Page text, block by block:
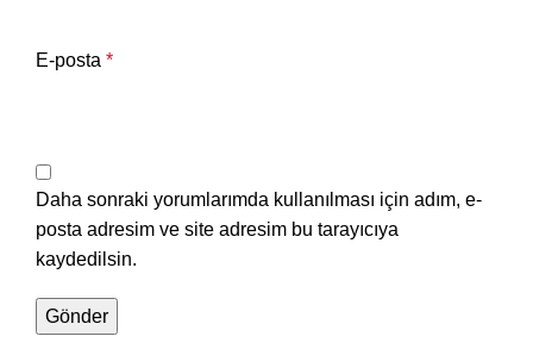
E-posta *
Daha sonraki yorumlarımda kullanılması için adım, e-
posta adresim ve site adresim bu tarayıcıya
kaydedilsin.